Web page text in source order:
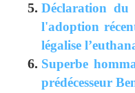
Déclaration
l'adoption
légalise
Superbe
prédécesseur